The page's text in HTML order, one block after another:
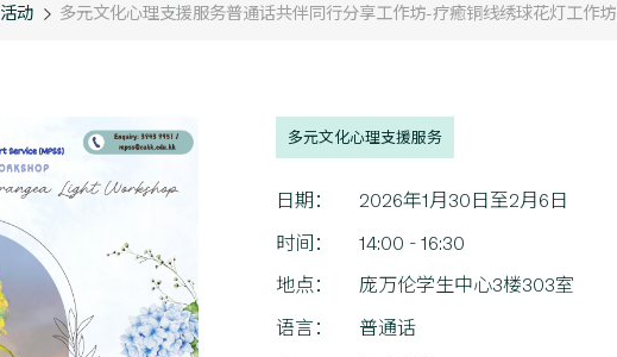
活动 多元文化心理支援服务普通话共伴同行分享工作坊-疗癒铜线绣球花灯工作坊
多元文化心理支援服务
日期：
2026年1月30日至2月6日
时间：
14:00 - 16:30
地点：
庞万伦学生中心3楼303室
语言：
普通话